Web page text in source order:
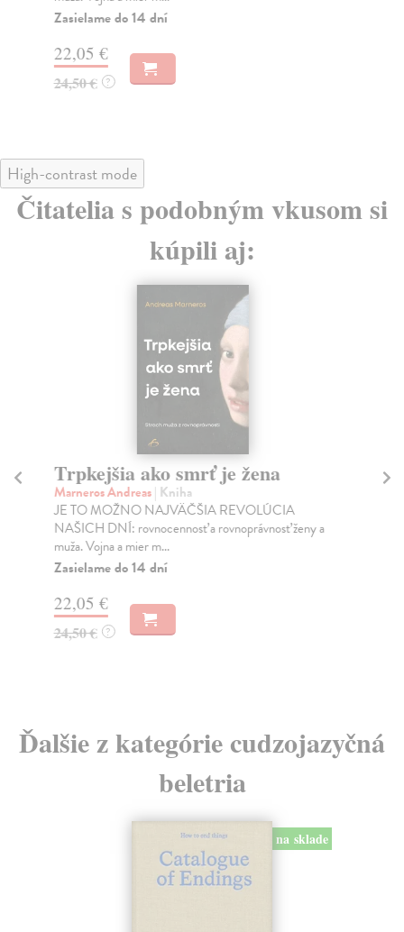
Zasielame do 14 dní
22,05 €
24,50 € ?
High-contrast mode
Čitatelia s podobným vkusom si
kúpili aj:
Trpkejšia ako smrť je žena
Marneros Andreas| Kniha
JE TO MOŽNO NAJVÄČŠIA REVOLÚCIA
NAŠICH DNÍ: rovnocennosť a rovnoprávnosť ženy a
muža. Vojna a mier m...
Zasielame do 14 dní
22,05 €
24,50 € ?
Ďalšie z kategórie cudzojazyčná
beletria
na sklade